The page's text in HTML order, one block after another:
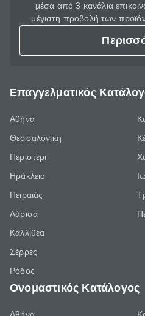
μέσα από 3 κανάλια
μέγιστη προβολή των
Επαγγελματικός
Αθήνα
Θεσσαλονίκη
Περιστέρι
Ηράκλειο
Πειραιάς
Λάρισα
Καλλιθέα
Σέρρες
Ρόδος
Ονομαστικός Κατάλογος